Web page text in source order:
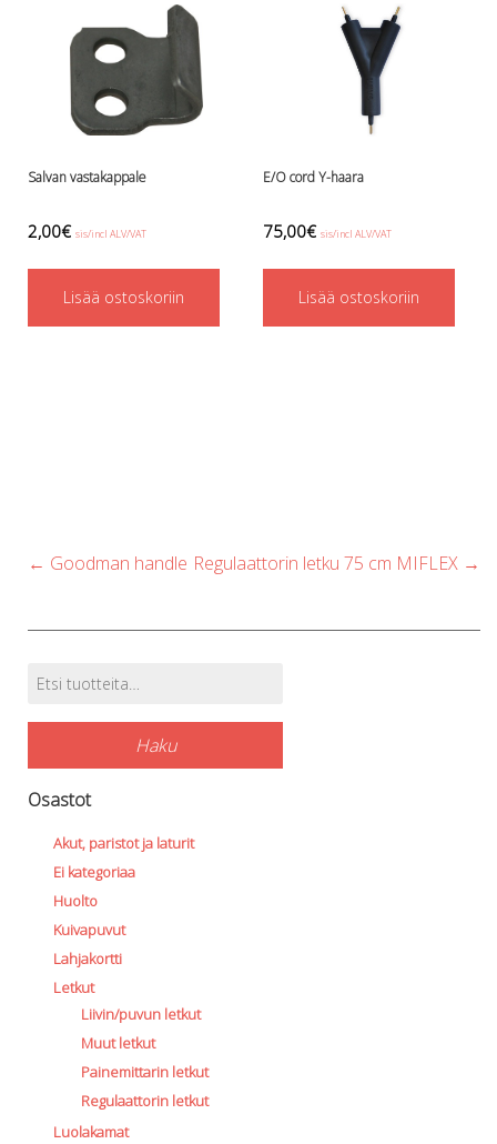
product
Salvan vastakappale
2,00€ sis/incl ALV/VAT
Lisää ostoskoriin
E/O cord Y-haara
75,00€ sis/incl ALV/VAT
Lisää ostoskoriin
Post
← Goodman handle Regulaattorin letku 75 cm MIFLEX →
Tuotehaku
Etsi:
Haku
Osastot
Akut, paristot ja laturit
Ei kategoriaa
Huolto
Kuivapuvut
Lahjakortti
Letkut
Liivin/puvun letkut
Muut letkut
Painemittarin letkut
Regulaattorin letkut
Luolakamat